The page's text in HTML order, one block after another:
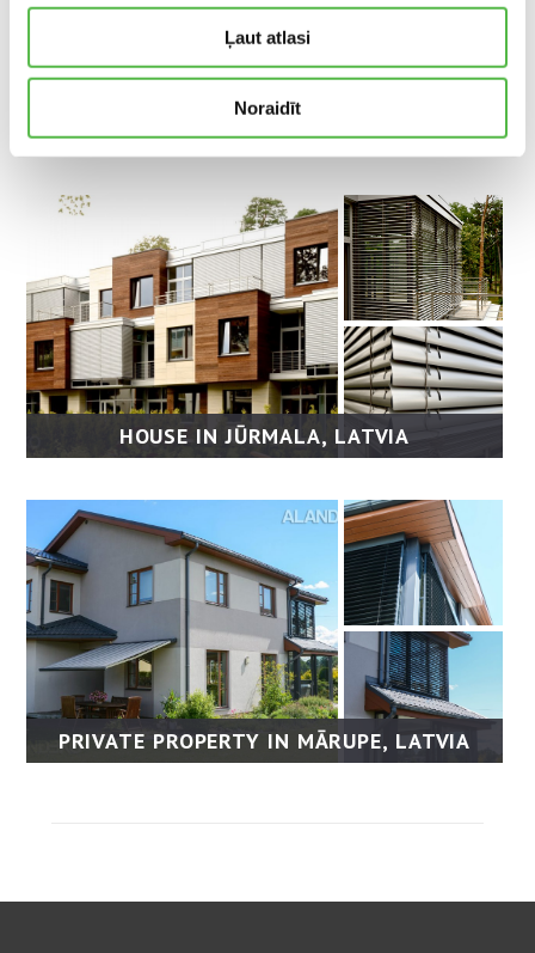
Ļaut atlasi
Noraidīt
PRIVATE HOUSE IN MEŽAPARKS, LATVIA
HOUSE IN JŪRMALA, LATVIA
PRIVATE PROPERTY IN MĀRUPE, LATVIA